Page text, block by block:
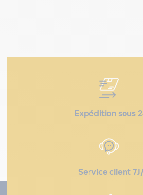
Expédition sous
Service client